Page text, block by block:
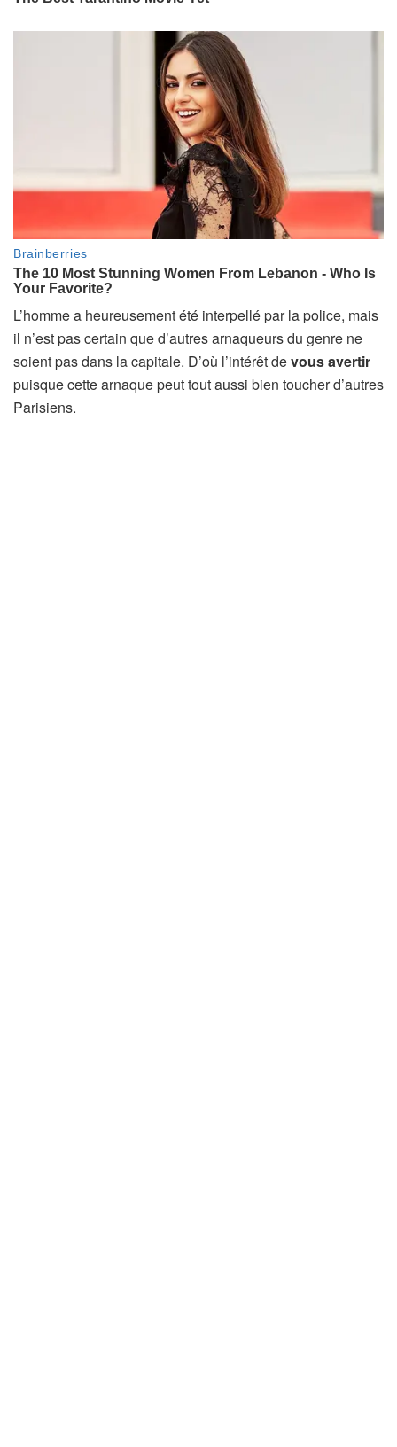
L’homme a heureusement été interpellé par la police, mais
il n’est pas certain que d’autres arnaqueurs du genre ne
soient pas dans la capitale. D’où l’intérêt devous avertir
puisque cette arnaque peut tout aussi bien toucher d’autres
Parisiens.